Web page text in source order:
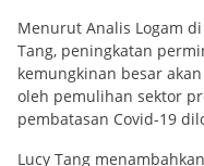
Menurut Analis Logam
Tang, peningkatan
kemungkinan besar
oleh pemulihan sektor
pembatasan Covid-19
Lucy Tang